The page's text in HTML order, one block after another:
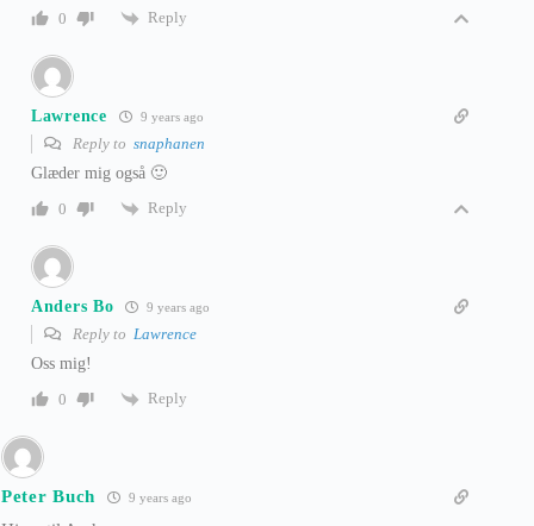
0
Reply
Lawrence 9 years ago
Reply to snaphanen
Glæder mig også 🙂
0
Reply
Anders Bo 9 years ago
Reply to Lawrence
Oss mig!
0
Reply
Peter Buch 9 years ago